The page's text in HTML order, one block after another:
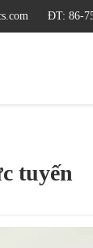
ĐT: 86-
tuyến